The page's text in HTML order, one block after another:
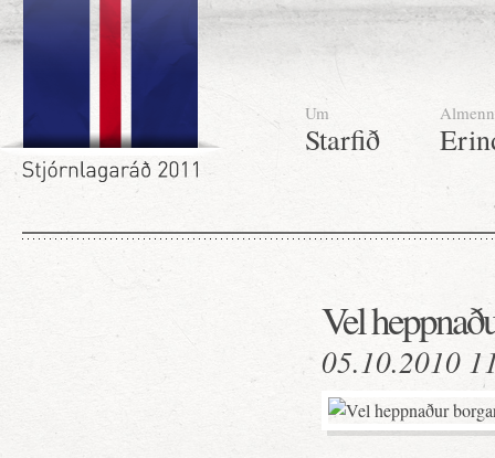
Um
Starfið
Almenn
Vel
05.10.2010